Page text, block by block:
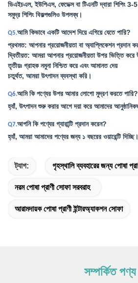
ডিএইচএল, ইউপিএস, ফেডেক্স বা টিএনটি দ্বারা শিপিং
সমুদ্র শিপিং বিকল্পগুলিও উপলব্ধ।
Q5.আমি কিভাবে একটি আদেশ দিয়ে এগিয়ে যেতে পারি?
প্রথমত: আপনার প্রয়োজনীয়তা বা অ্যাপ্লিকেশন প্রদান
দ্বিতীয়ত: আমরা আপনার প্রয়োজনীয়তা উপর ভিত্তি করে
তৃতীয়ঃ গ্রাহক নমুনা নিশ্চিত করে এবং আমানত দেয়
চতুর্থত, আমরা উৎপাদন ব্যবস্থা করি।
Q6.আমি কি পণ্যের উপর আমার লোগো মুদ্রণ করতে পারি?
হ্যাঁ, উৎপাদন শুরু করার আগে দয়া করে আমাদের
Q7.আপনি কি পণ্যের গ্যারান্টি প্রদান করেন?
হ্যাঁ, আমরা আমাদের পণ্যের জন্য ১ বছরের ওয়ারেন্টি দিচ্ছি।
ট্যাগ: গৃহস্থালি ব্যবহারের জন্য পোষা
নরম পোষা প্রাণী সোফা সরবরাহ
আরামদায়ক পোষা প্রাণী ইন্টারঅ্যাকশন সোফা
সম্পর্কিত পণ্য